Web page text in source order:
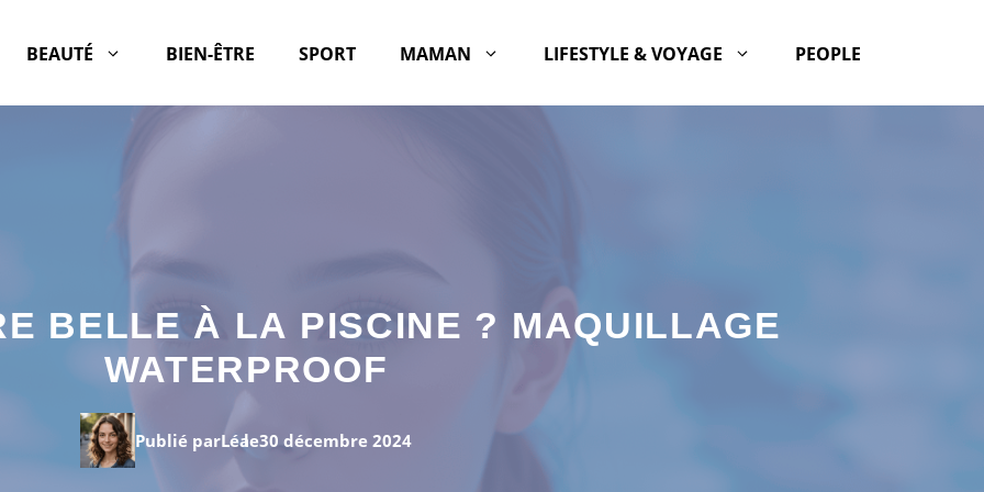
BEAUTÉ BIEN-ÊTRE SPORT MAMAN LIFESTYLE & VOYAGE PEOPLE
BELLE À LA PISCINE ? MAQUILLAGE
WATERPROOF
Publié parLéale30 décembre 2024